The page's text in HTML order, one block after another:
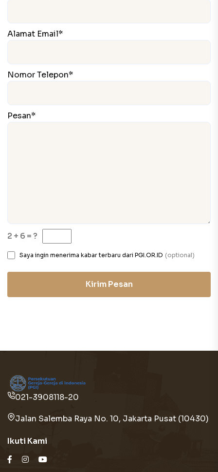
Alamat Email*
Nomor Telepon*
Pesan*
2 + 6 = ?
Saya ingin menerima kabar terbaru dari PGI.OR.ID (optional)
Kirim Pesan
021-3908118-20
Jalan Salemba Raya No. 10, Jakarta Pusat (10430)
Ikuti Kami